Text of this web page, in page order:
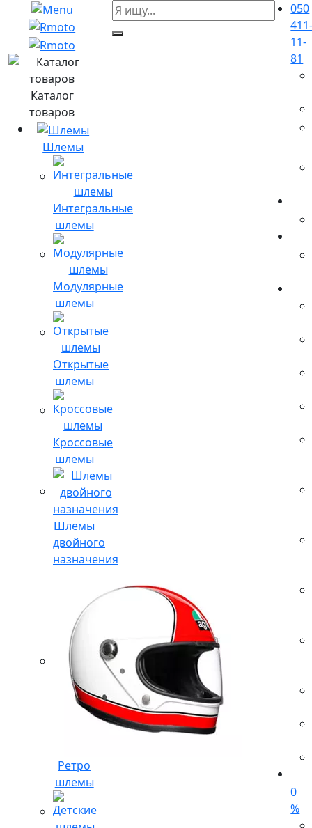
Каталог
товаров
Шлемы
Интегральные
шлемы
Модулярные
шлемы
Открытые
шлемы
Кроссовые
шлемы
Шлемы
двойного
назначения
Ретро
шлемы
050
11-
81
0
%